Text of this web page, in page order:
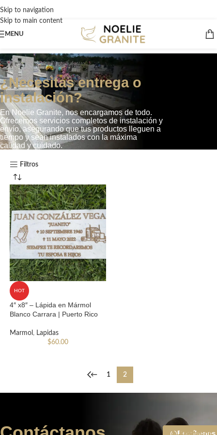
Skip to navigation
Skip to main content
MENU
¿Necesitas entrega o
instalación?
En Noelie Granite, nos encargamos de todo.
Ofrecemos servicios completos de instalación y
envío, asegurando que tus productos lleguen a
tiempo y sean instalados con la máxima
calidad y cuidado.
Filtros
HOT
4″ x8″ – Lápida en Mármol
Blanco Carrara | Puerto Rico
Marmol , Lapidas
$60.00
← 1 2